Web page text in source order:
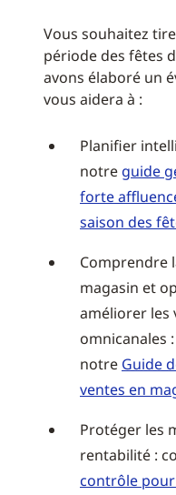
Vous souhaitez
période des fêtes
avons élaboré un
vous aidera à :
Planifier
notre guide
forte
saison des
Comprendre
magasin et
améliorer les
omnicanales
notre Guide
ventes en
Protéger les
rentabilité :
contrôle